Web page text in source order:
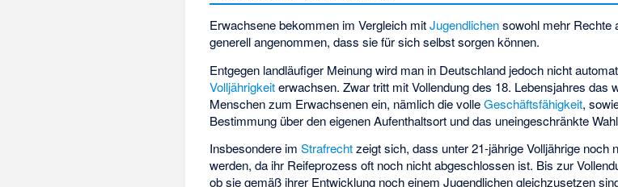
Erwachsene bekommen im Vergleich mitJugendlichensowohl mehr Rechte
generell angenommen, dass sie für sich selbst sorgen können.
Entgegen landläufiger Meinung wird man in Deutschland jedoch nicht
Volljährigkeiterwachsen. Zwar tritt mit Vollendung des 18. Lebensjahres das
Menschen zum Erwachsenen ein, nämlich die volleGeschäftsfähigkeit,
Bestimmung über den eigenen Aufenthaltsort und das uneingeschränkte
Insbesondere imStrafrechtzeigt sich, dass unter 21-jährige Volljährige noch
werden, da ihr Reifeprozess oft noch nicht abgeschlossen ist. Bis zur
ob sie gemäß ihrer Entwicklung noch einem Jugendlichen gleichzusetzen